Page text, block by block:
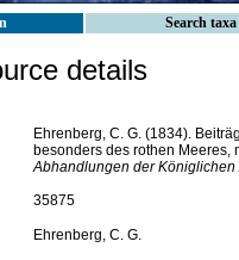
Search taxa
details
Ehrenberg, C. G. (1834).
besonders des rothen Meeres,
Abhandlungen der Königlichen
35875
Ehrenberg, C. G.